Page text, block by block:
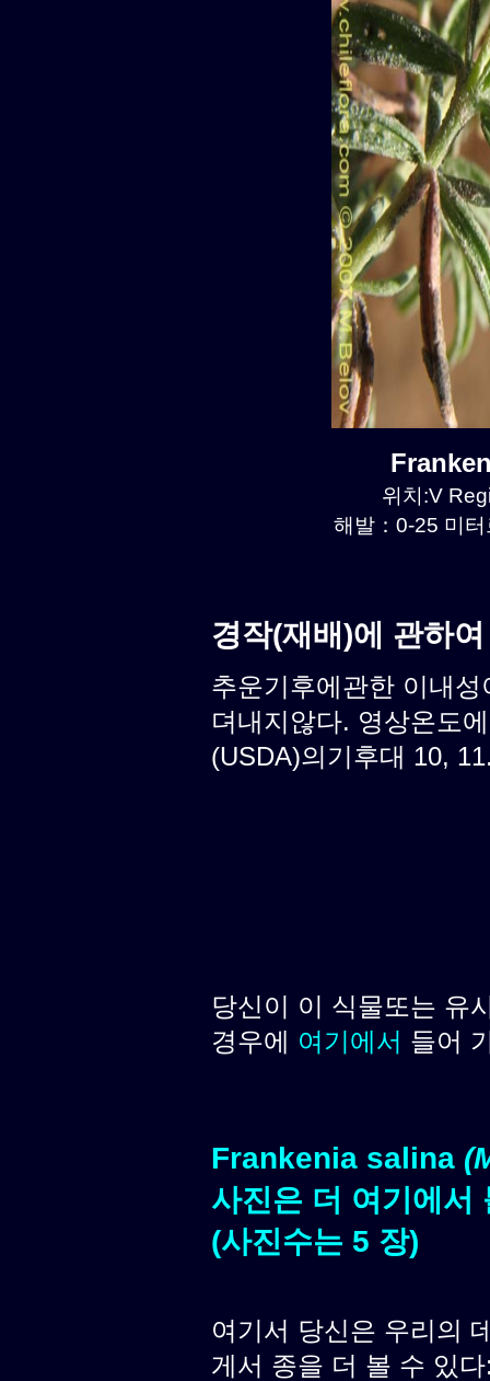
위치:V
해발：0-25 미
경작(재배)에 관하
추운기후에관한 이내
뎌내지않다. 영상온도
(USDA)의기후대 10,
당신이 이 식물또는 유
경우에 여기에서 들어
Frankenia salina
사진은 더 여기에서
(사진수는 5 장)
여기서 당신은 우리의
게서 종을 더 볼 수 있